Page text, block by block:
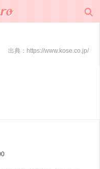
出典： https://www.kose.co.jp/